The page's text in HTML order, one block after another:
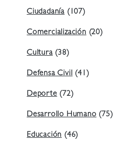
Ciudadanía (107)
Comercialización (20)
Cultura(38)
Defensa Civil (41)
Deporte (72)
Desarrollo Humano (75)
Educación (46)